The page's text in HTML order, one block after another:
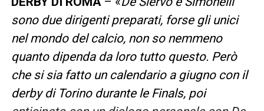
sono due dirigenti preparati, forse gli unici
nel mondo del calcio, non so nemmeno
quanto dipenda da loro tutto questo. Però
che si sia fatto un calendario a giugno con il
derby di Torino durante le Finals, poi